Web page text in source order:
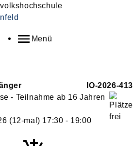
Menü
IO-2026-413
- Teilnahme ab 16 Jahren
(12-mal) 17:30 - 19:00